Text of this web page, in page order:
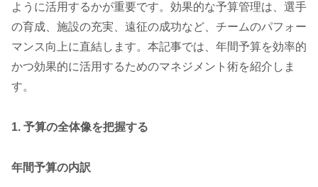
ように活用するかが重要です。効果的な予算管理は、選手
の育成、施設の充実、遠征の成功など、チームのパフォー
マンス向上に直結します。本記事では、年間予算を効率的
かつ効果的に活用するためのマネジメント術を紹介しま
す。
1. 予算の全体像を把握する
年間予算の内訳